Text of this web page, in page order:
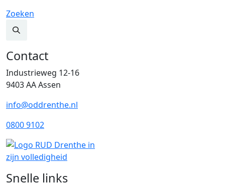
Zoeken
Contact
Industrieweg 12-16
9403 AA Assen
info@oddrenthe.nl
0800 9102
Snelle links